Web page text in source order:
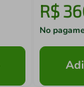
R$
No